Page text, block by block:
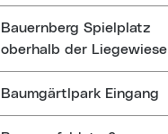
Bauernberg Spielplatz
oberhalb der Liegewiese
Baumgärtlpark Eingang